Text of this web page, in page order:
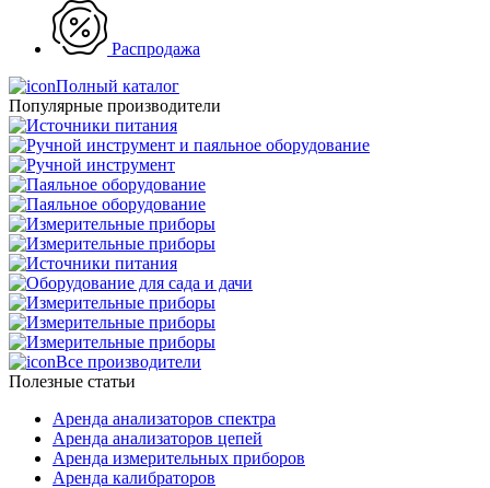
Распродажа
Полный каталог
Популярные производители
Все производители
Полезные статьи
Аренда анализаторов спектра
Аренда анализаторов цепей
Аренда измерительных приборов
Аренда калибраторов